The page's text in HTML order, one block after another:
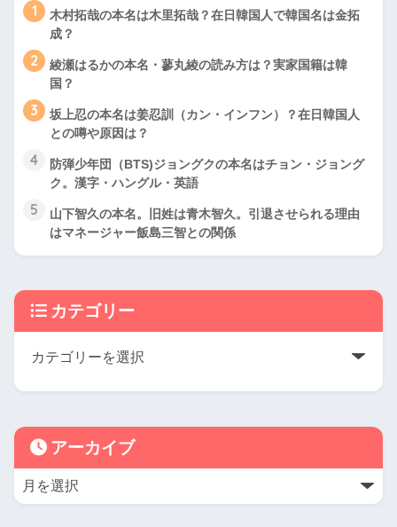
1
木村拓哉の本名は木里拓哉？在日韓国人で韓国名は金拓
成？
2
綾瀬はるかの本名・蓼丸綾の読み方は？実家国籍は韓
国？
3
坂上忍の本名は姜忍訓（カン・インフン）？在日韓国人
との噂や原因は？
4
防弾少年団（BTS)ジョングクの本名はチョン・ジョング
ク。漢字・ハングル・英語
5
山下智久の本名。旧姓は青木智久。引退させられる理由
はマネージャー飯島三智との関係
カテゴリー
アーカイブ